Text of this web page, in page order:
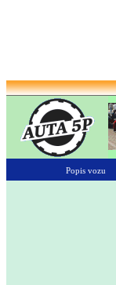
Popis vozu